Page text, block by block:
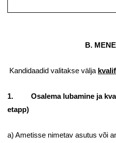
B.
Kandidaadid valitakse välja
1. Osalema lubamine ja
etapp)
a) Ametisse nimetav asutus või